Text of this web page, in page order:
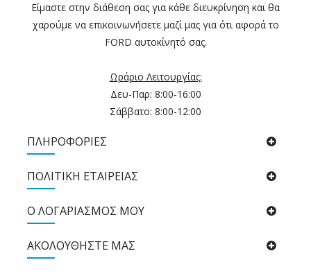
Είμαστε στην διάθεση σας για κάθε διευκρίνηση και θα
χαρούμε να επικοινωνήσετε μαζί μας για ότι αφορά το
FORD αυτοκίνητό σας.
Ωράριο Λειτουργίας:
Δευ-Παρ: 8:00-16:00
Σάββατο: 8:00-12:00
ΠΛΗΡΟΦΟΡΙΕΣ
ΠΟΛΙΤΙΚΉ ΕΤΑΙΡΕΊΑΣ
Ο ΛΟΓΑΡΙΑΣΜΟΣ ΜΟΥ
ΑΚΟΛΟΥΘΉΣΤΕ ΜΑΣ